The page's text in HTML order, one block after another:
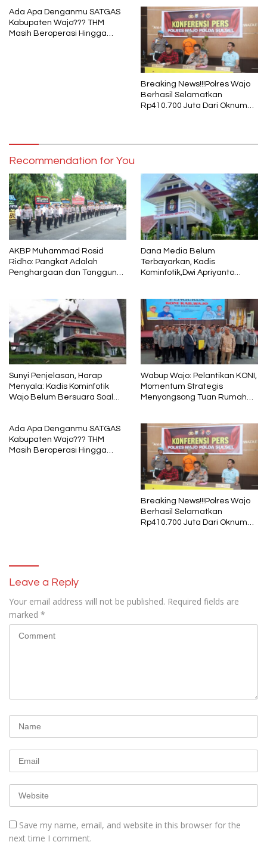
Ada Apa Denganmu SATGAS
Kabupaten Wajo??? THM
Masih Beroperasi Hingga
Breaking News!!!Polres Wajo
Berhasil Selamatkan
Rp410.700 Juta Dari Oknum
Recommendation for You
AKBP Muhammad Rosid
Ridho: Pangkat Adalah
Penghargaan dan Tanggung
Dana Media Belum
Terbayarkan, Kadis
Kominfotik,Dwi Apriyanto
Sunyi Penjelasan, Harap
Menyala: Kadis Kominfotik
Wajo Belum Bersuara Soal
Wabup Wajo: Pelantikan KONI,
Momentum Strategis
Menyongsong Tuan Rumah
Ada Apa Denganmu SATGAS
Kabupaten Wajo??? THM
Masih Beroperasi Hingga
Breaking News!!!Polres Wajo
Berhasil Selamatkan
Rp410.700 Juta Dari Oknum
Leave a Reply
Your email address will not be published. Required fields are
marked *
Save my name, email, and website in this browser for the
next time I comment.